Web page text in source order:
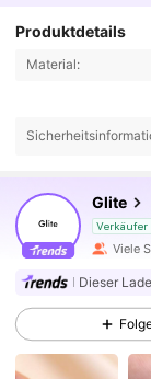
Produktdetails
Material:
Glite
Verkäufer
Viele
Dieser